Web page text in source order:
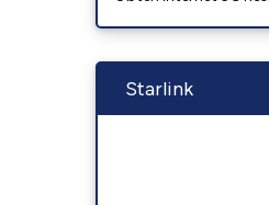
Starlink